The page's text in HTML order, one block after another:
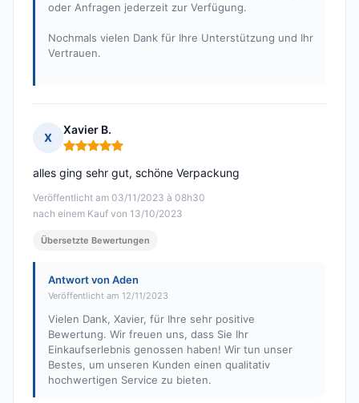
oder Anfragen jederzeit zur Verfügung.
Nochmals vielen Dank für Ihre Unterstützung und Ihr
Vertrauen.
X
Xavier B.
Hinweis: 5 von 5
Veröffentlicht am 03/11/2023 à 08h30
nach einem Kauf von 13/10/2023
alles ging sehr gut, schöne Verpackung
Übersetzte Bewertungen
Antwort von Aden
Veröffentlicht am 12/11/2023
Vielen Dank, Xavier, für Ihre sehr positive
Bewertung. Wir freuen uns, dass Sie Ihr
Einkaufserlebnis genossen haben! Wir tun unser
Bestes, um unseren Kunden einen qualitativ
hochwertigen Service zu bieten.